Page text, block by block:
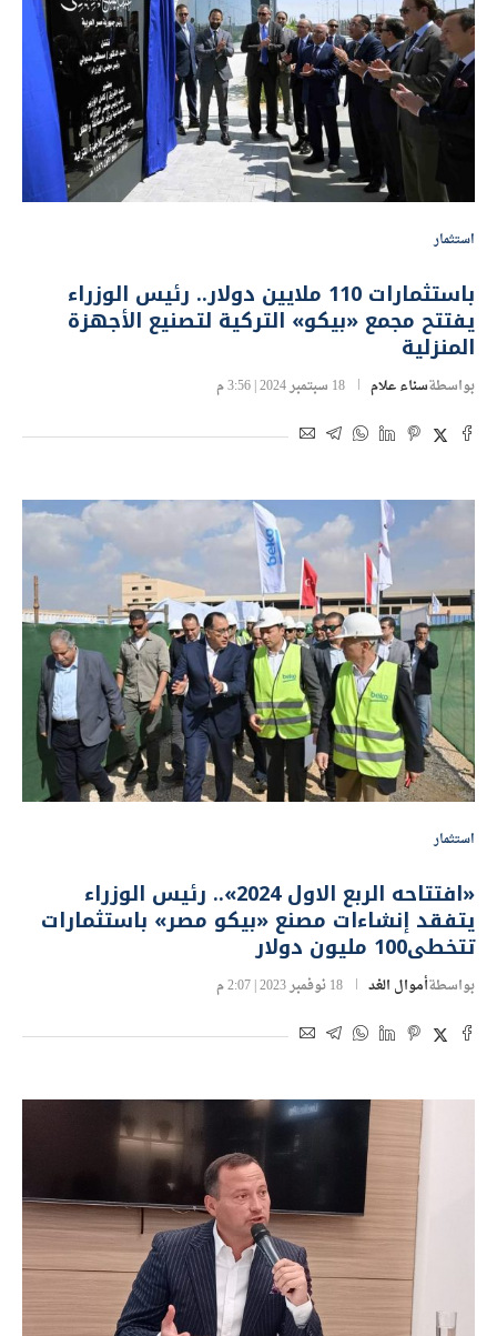
استثمار
باستثمارات 110 ملايين دولار.. رئيس الوزراء
يفتتح مجمع «بيكو» التركية لتصنيع الأجهزة
المنزلية
بواسطةسناء علام 18 سبتمبر 2024 | 3:56 م
استثمار
«افتتاحه الربع الاول 2024».. رئيس الوزراء
يتفقد إنشاءات مصنع «بيكو مصر» باستثمارات
تتخطى100 مليون دولار
بواسطةأموال الغد 18 نوفمبر 2023 | 2:07 م